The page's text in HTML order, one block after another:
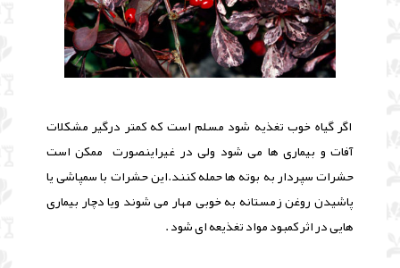
اگر گیاه خوب تغذیه شود مسلم است که کمتر درگیر مشکلات
آفات و بیماری ها می شود ولی در غیراینصورت ممکن است
حشرات سپردار به بوته ها حمله کنند.این حشرات با سمپاشی یا
پاشیدن روغن زمستانه به خوبی مهار می شوند ویا دچار بیماری
هایی در اثر کمبود مواد تغذیعه ای شود .